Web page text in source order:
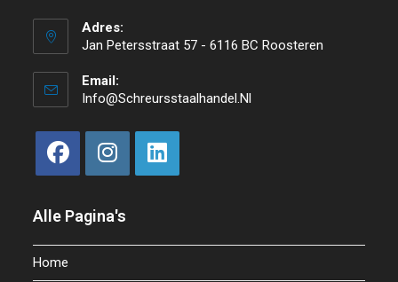
Adres:
Jan Petersstraat 57 - 6116 BC Roosteren
Email:
Info@schreursstaalhandel.nl
Alle Pagina's
Home